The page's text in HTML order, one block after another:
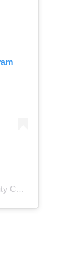
Une publication partagée par Biodiversity Care (@eco.volontaire)